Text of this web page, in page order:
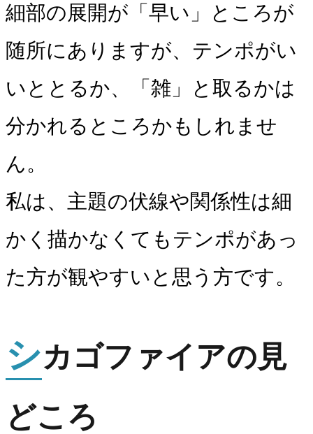
細部の展開が「早い」ところが
随所にありますが、テンポがい
いととるか、「雑」と取るかは
分かれるところかもしれませ
ん。
私は、主題の伏線や関係性は細
かく描かなくてもテンポがあっ
た方が観やすいと思う方です。
シカゴファイアの見
どころ